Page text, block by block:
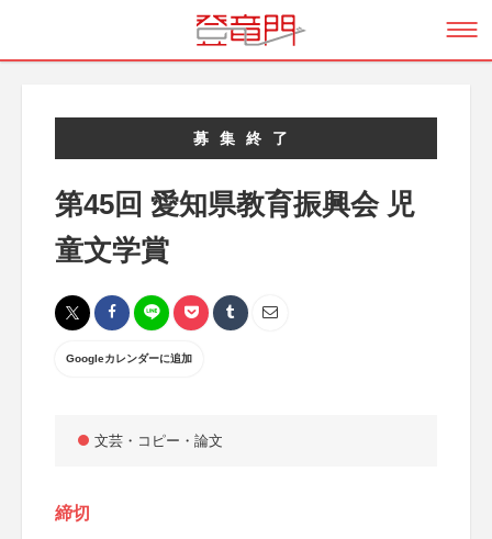
募集終了
第45回 愛知県教育振興会 児
童文学賞
Googleカレンダーに追加
文芸・コピー・論文
締切